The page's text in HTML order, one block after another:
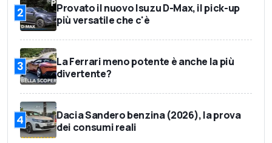
2
Provato il nuovo Isuzu D-Max, il pick-up
più versatile che c'è
3
La Ferrari meno potente è anche la più
divertente?
4
Dacia Sandero benzina (2026), la prova
dei consumi reali